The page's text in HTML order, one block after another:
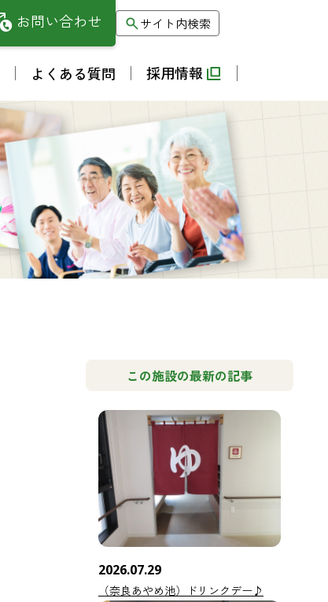
お問い合わせ サイト内検索
よくある質問 採用情報
この施設の最新の記事
2026.07.29
（奈良あやめ池）ドリンクデー♪